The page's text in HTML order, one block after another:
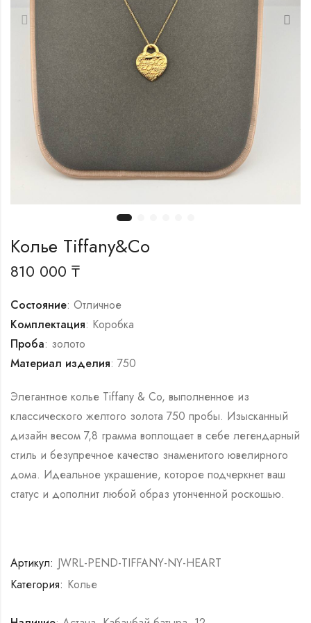
Колье Tiffany&Co
810 000 ₸
Состояние: Отличное
Комплектация: Коробка
Проба: золото
Материал изделия: 750
Элегантное колье Tiffany & Co, выполненное из
классического желтого золота 750 пробы. Изысканный
дизайн весом 7,8 грамма воплощает в себе легендарный
стиль и безупречное качество знаменитого ювелирного
дома. Идеальное украшение, которое подчеркнет ваш
статус и дополнит любой образ утонченной роскошью.
Артикул: JWRL-PEND-TIFFANY-NY-HEART
Категория: Колье